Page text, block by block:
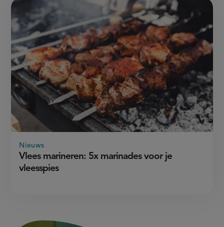
Vlees marineren: 5x marinades voor je
vleesspies
Nieuws